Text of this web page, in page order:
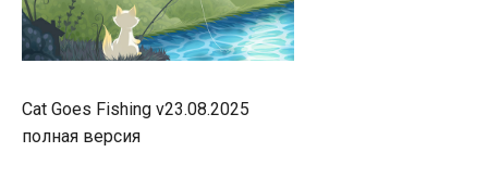
Cat Goes Fishing v23.08.2025
полная версия